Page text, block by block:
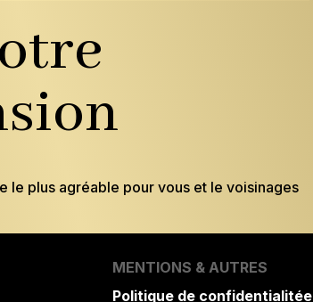
le plus agréable pour vous et le voisinages
MENTIONS & AUTRES
Politique de confidentialitée